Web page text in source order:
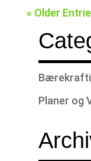
« Older
Planer og